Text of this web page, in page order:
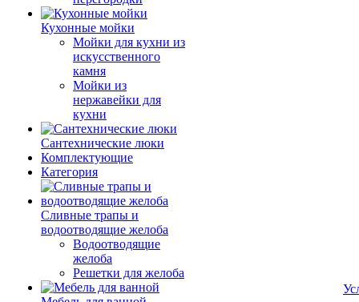
Кухонные мойки
Мойки для кухни из
искусственного
камня
Мойки из
нержавейки для
кухни
Сантехнические люки
Комплектующие
Категория
Cливные трапы и
водоотводящие желоба
Водоотводящие
желоба
Решетки для желоба